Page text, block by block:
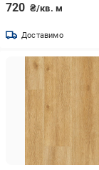
720 ₴/кв. м
Доставимо